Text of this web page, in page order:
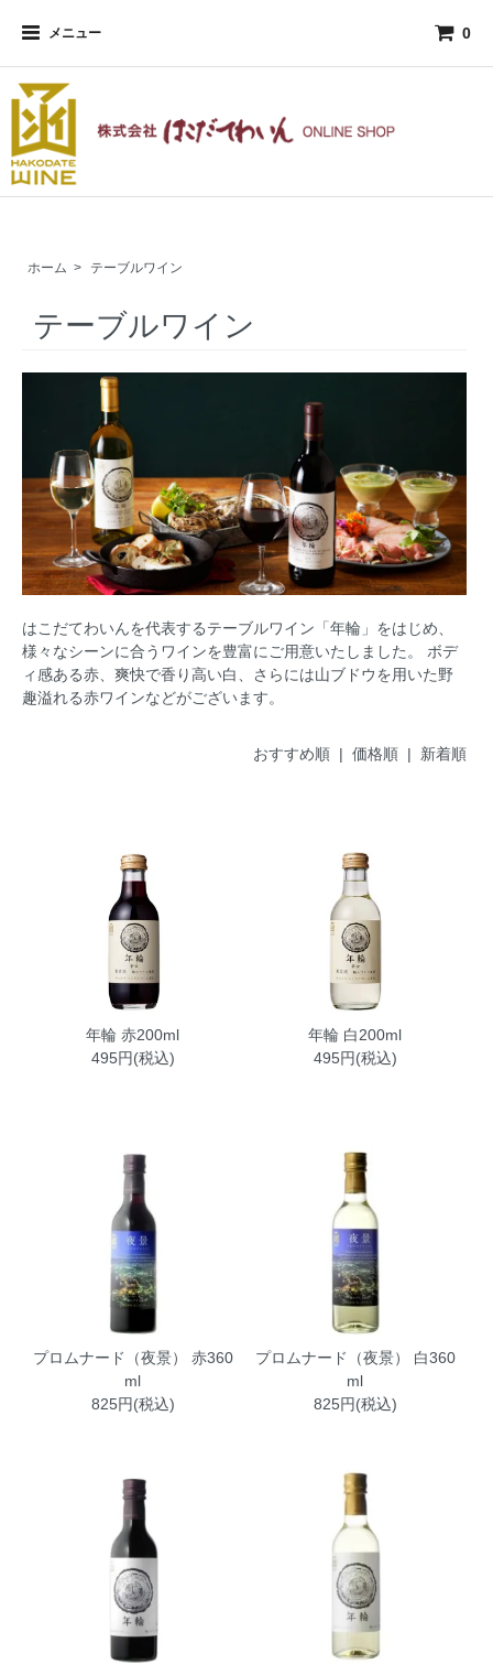
メニュー 0
ホーム > テーブルワイン
テーブルワイン
はこだてわいんを代表するテーブルワイン「年輪」をはじめ、
様々なシーンに合うワインを豊富にご用意いたしました。 ボデ
ィ感ある赤、爽快で香り高い白、さらには山ブドウを用いた野
趣溢れる赤ワインなどがございます。
おすすめ順| 価格順 | 新着順
年輪 赤200ml
495円(税込)
年輪 白200ml
495円(税込)
プロムナード（夜景） 赤360
ml
825円(税込)
プロムナード（夜景） 白360
ml
825円(税込)